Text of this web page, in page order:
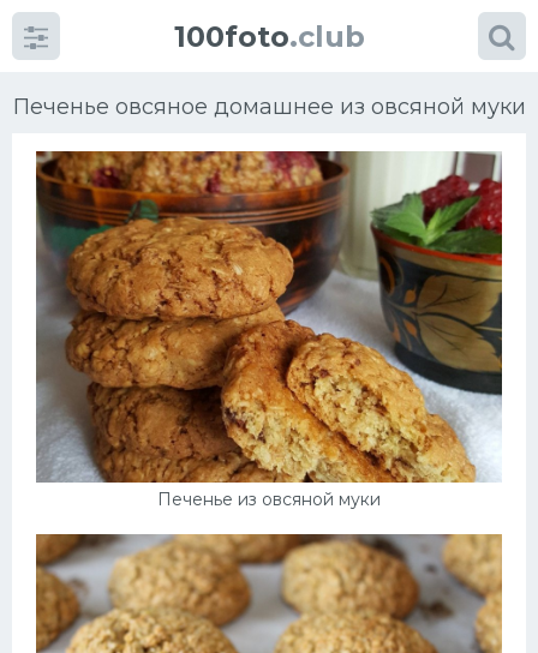
100foto.club
Печенье овсяное домашнее из овсяной муки
Печенье из овсяной муки
Категориикартинок
Супы
Мясные блюда
Печенье
Выпечка
Десерт
Напитки